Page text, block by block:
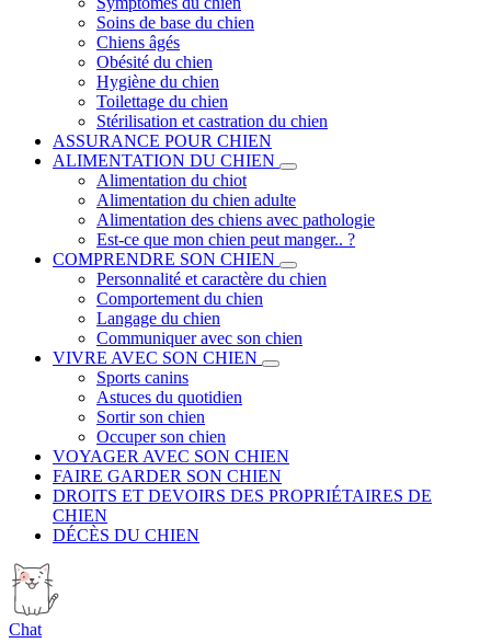
Soins de base du chien
Chiens âgés
Obésité du chien
Hygiène du chien
Toilettage du chien
Stérilisation et castration du chien
ASSURANCE POUR CHIEN
ALIMENTATION DU CHIEN
Alimentation du chiot
Alimentation du chien adulte
Alimentation des chiens avec pathologie
Est-ce que mon chien peut manger.. ?
COMPRENDRE SON CHIEN
Personnalité et caractère du chien
Comportement du chien
Langage du chien
Communiquer avec son chien
VIVRE AVEC SON CHIEN
Sports canins
Astuces du quotidien
Sortir son chien
Occuper son chien
VOYAGER AVEC SON CHIEN
FAIRE GARDER SON CHIEN
DROITS ET DEVOIRS DES PROPRIÉTAIRES DE
CHIEN
DÉCÈS DU CHIEN
Chat